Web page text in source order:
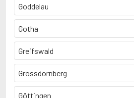
Goddelau
Gotha
Greifswald
Grossdornberg
Göttingen